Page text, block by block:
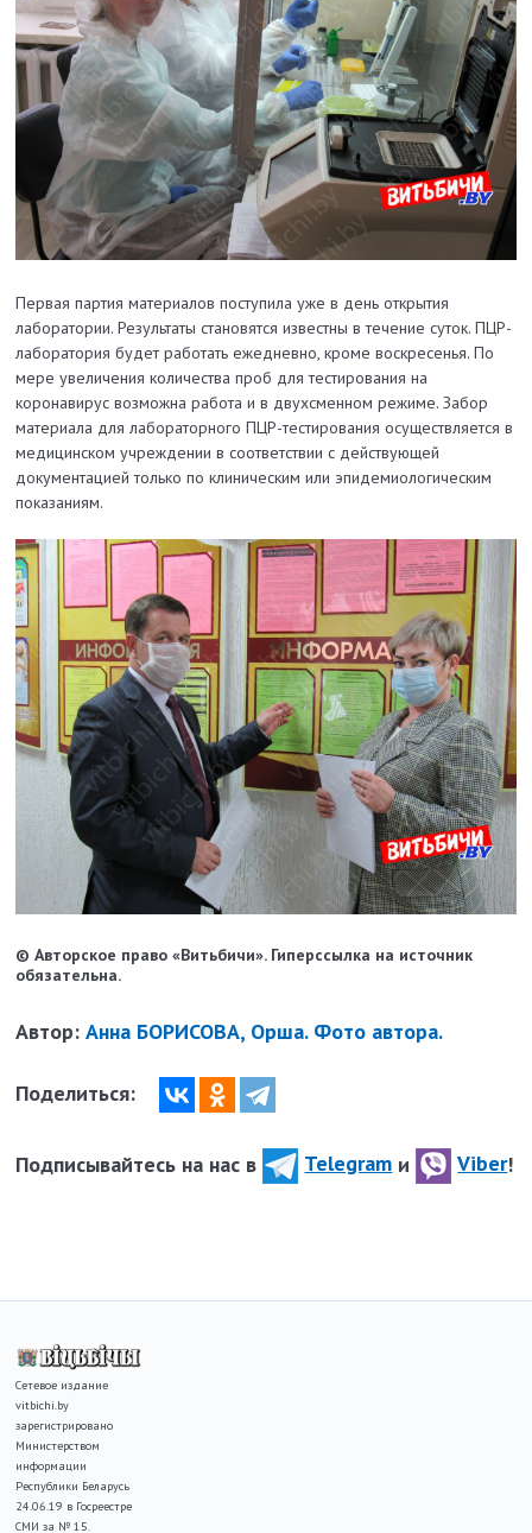
Первая партия материалов поступила уже в день открытия
лаборатории. Результаты становятся известны в течение суток. ПЦР-
лаборатория будет работать ежедневно, кроме воскресенья. По
мере увеличения количества проб для тестирования на
коронавирус возможна работа и в двухсменном режиме. Забор
материала для лабораторного ПЦР-тестирования осуществляется в
медицинском учреждении в соответствии с действующей
документацией только по клиническим или эпидемиологическим
показаниям.
© Авторское право «Витьбичи». Гиперссылка на источник
обязательна.
Автор:Анна БОРИСОВА, Орша. Фото автора.
Поделиться:
Подписывайтесь на нас в Telegram и Viber!
Сетевое издание
vitbichi.by
зарегистрировано
Министерством
информации
Республики Беларусь
24.06.19 в Госреестре
СМИ за № 15.